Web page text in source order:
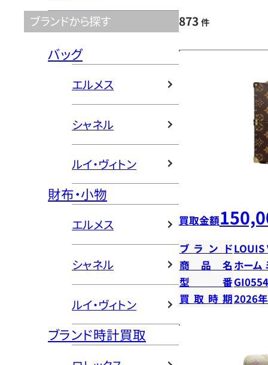
ブランドから探す
バッグ
エルメス
シャネル
ルイ・ヴィトン
財布・小物
エルメス
シャネル
ルイ・ヴィトン
ブランド時計買取
873 件
買取金額
ブランドLOUIS
商品名 ホーム
型番GI0554
買取時期2026